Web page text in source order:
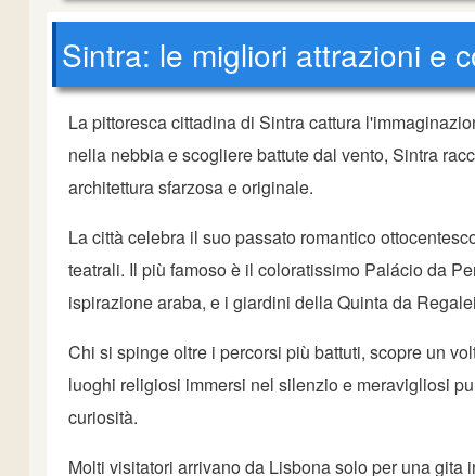
Sintra: le migliori attrazioni e
La pittoresca cittadina di Sintra cattura
nella nebbia e scogliere battute dal vento, Sintra
architettura sfarzosa e originale.
La città celebra il suo passato romantico
teatrali. Il più famoso è il coloratissimo Palácio da
ispirazione araba, e i giardini della Quinta da
Chi si spinge oltre i percorsi più battuti, scopre un
luoghi religiosi immersi nel silenzio e meravigliosi
curiosità.
Molti visitatori arrivano da Lisbona solo per una